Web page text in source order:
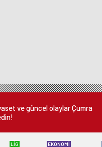
ve güncel olaylar Çumra
LİG EKONOMİ